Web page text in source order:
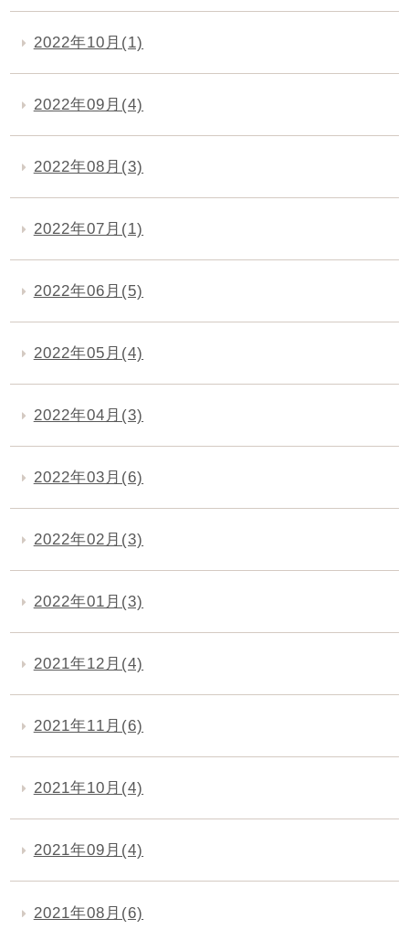
2022年10月(1)
2022年09月(4)
2022年08月(3)
2022年07月(1)
2022年06月(5)
2022年05月(4)
2022年04月(3)
2022年03月(6)
2022年02月(3)
2022年01月(3)
2021年12月(4)
2021年11月(6)
2021年10月(4)
2021年09月(4)
2021年08月(6)